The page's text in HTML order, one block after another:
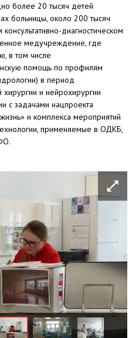
более 20 тысяч детей
больницы, около 200 тысяч
диагностическом
медучреждение, где
в том числе
помощь по профилям
в период
и нейрохирургии
с задачами нацпроекта
и комплекса мероприятий
применяемые в ОДКБ,